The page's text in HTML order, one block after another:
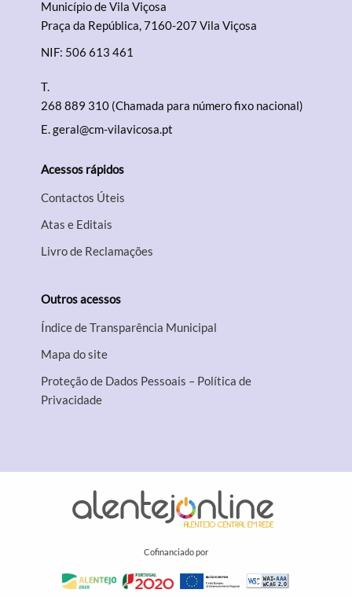
Município de Vila Viçosa
Praça da República, 7160-207 Vila Viçosa
NIF: 506 613 461
T.
268 889 310 (Chamada para número fixo nacional)
E.geral@cm-vilavicosa.pt
Acessos rápidos
Contactos Úteis
Atas e Editais
Livro de Reclamações
Outros acessos
Índice de Transparência Municipal
Mapa do site
Proteção de Dados Pessoais – Política de
Privacidade
Cofinanciado por